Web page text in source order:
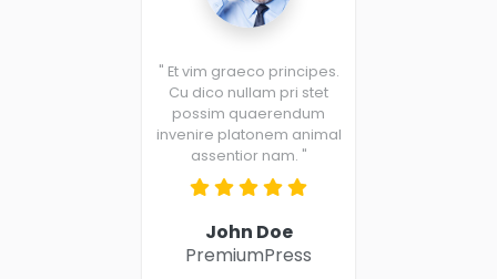
" Et vim graeco principes.
Cu dico nullam pri stet
possim quaerendum
invenire platonem animal
assentior nam. "
John Doe
PremiumPress